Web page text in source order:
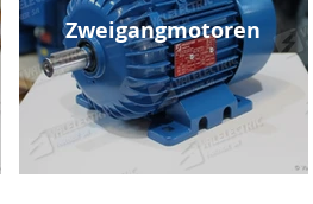
Zweigangmotoren